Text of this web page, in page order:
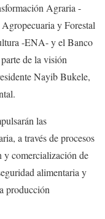
Agraria -
y Forestal
-ENA- y el Banco
de la visión
Nayib Bukele,
las
a través de procesos
y comercialización de
alimentaria y
producción